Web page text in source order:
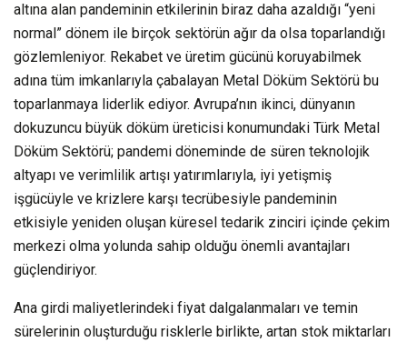
altına alan pandeminin etkilerinin biraz daha azaldığı “yeni
normal” dönem ile birçok sektörün ağır da olsa toparlandığı
gözlemleniyor. Rekabet ve üretim gücünü koruyabilmek
adına tüm imkanlarıyla çabalayan Metal Döküm Sektörü bu
toparlanmaya liderlik ediyor. Avrupa’nın ikinci, dünyanın
dokuzuncu büyük döküm üreticisi konumundaki Türk Metal
Döküm Sektörü; pandemi döneminde de süren teknolojik
altyapı ve verimlilik artışı yatırımlarıyla, iyi yetişmiş
işgücüyle ve krizlere karşı tecrübesiyle pandeminin
etkisiyle yeniden oluşan küresel tedarik zinciri içinde çekim
merkezi olma yolunda sahip olduğu önemli avantajları
güçlendiriyor.
Ana girdi maliyetlerindeki fiyat dalgalanmaları ve temin
sürelerinin oluşturduğu risklerle birlikte, artan stok miktarları